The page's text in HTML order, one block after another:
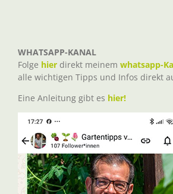
WHATSAPP-KANAL
Folge hier direkt meinem whatsapp-
alle wichtigen Tipps und Infos direkt
Eine Anleitung gibt es hier!